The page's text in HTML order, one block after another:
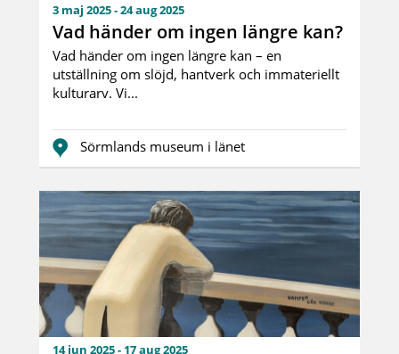
3 maj 2025 - 24 aug 2025
Vad händer om ingen längre kan?
Vad händer om ingen längre kan – en
utställning om slöjd, hantverk och immateriellt
kulturarv. Vi...
Sörmlands museum i länet
14 jun 2025 - 17 aug 2025